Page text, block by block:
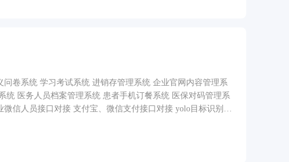
卷系统 学习考试系统 进销存管理系统 企业官网内容管理系
医务人员档案管理系统 患者手机订餐系统 医保对码管理系
信人员接口对接 支付宝、微信支付接口对接 yolo目标识别，